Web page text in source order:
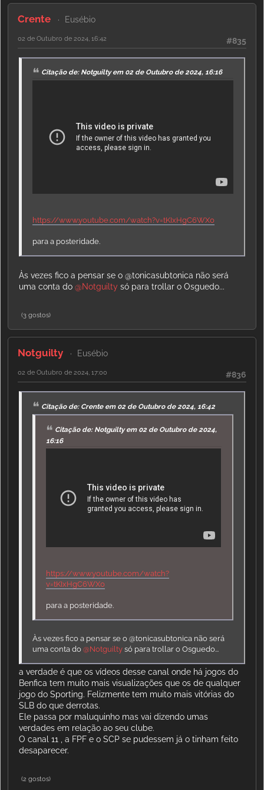
Crente Eusébio
#835
02 de Outubro de 2024, 16:42
Citação de: Notguilty em 02 de Outubro de 2024, 16:16
https://www.youtube.com/watch?v=tKIxHgC6WX0
para a posteridade.
Às vezes fico a pensar se o @tonicasubtonica não será
uma conta do @Notguilty só para trollar o Osguedo...
(3 gostos)
Notguilty Eusébio
#836
02 de Outubro de 2024, 17:00
Citação de: Crente em 02 de Outubro de 2024, 16:42
Citação de: Notguilty em 02 de Outubro de 2024,
16:16
https://www.youtube.com/watch?
v=tKIxHgC6WX0
para a posteridade.
Às vezes fico a pensar se o @tonicasubtonica não será
uma conta do@Notguilty só para trollar o Osguedo...
a verdade é que os vídeos desse canal onde há jogos do
Benfica tem muito mais visualizações que os de qualquer
jogo do Sporting. Felizmente tem muito mais vitórias do
SLB do que derrotas.
Ele passa por maluquinho mas vai dizendo umas
verdades em relação ao seu clube.
O canal 11 , a FPF e o SCP se pudessem já o tinham feito
desaparecer.
(2 gostos)